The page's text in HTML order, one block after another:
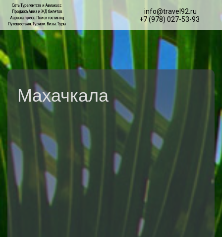
info@travel92.ru
+7 (978) 027-53-93
Махачкала